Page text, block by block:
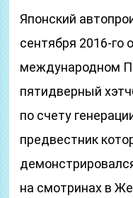
Японский
сентября 2016-го
международном
пятидверный
по счету
предвестник
на смотринах в